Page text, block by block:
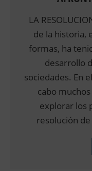
LA
de la historia,
formas, ha
desarrollo
sociedades. En
cabo
explorar los
resolución